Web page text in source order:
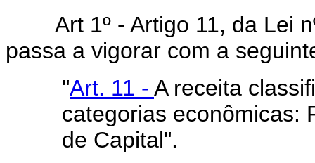
Art 1º - Artigo 11, da Lei
passa a vigorar com a
"Art. 11 - A receita
categorias econômicas:
de Capital".